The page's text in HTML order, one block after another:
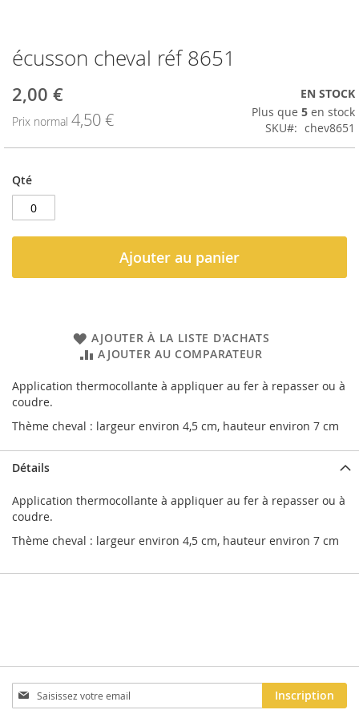
Passer
au
début
de
la
d’images
écusson cheval réf 8651
Prix
2,00 €
Prix normal 4,50 €
EN STOCK
Plus que 5 en stock
SKU
chev8651
Qté
Ajouter au panier
AJOUTER À LA LISTE D'ACHATS
AJOUTER AU COMPARATEUR
Application thermocollante à appliquer au fer à repasser ou à
coudre.
Thème cheval : largeur environ 4,5 cm, hauteur environ 7 cm
Détails
Application thermocollante à appliquer au fer à repasser ou à
coudre.
Thème cheval : largeur environ 4,5 cm, hauteur environ 7 cm
Inscription
à
Inscription